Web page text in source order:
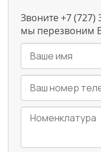
Звоните +7 (727)
мы перезвоним